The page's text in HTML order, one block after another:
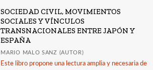
SOCIEDAD CIVIL, MOVIMIENTOS
SOCIALES Y VÍNCULOS
TRANSNACIONALES ENTRE JAPÓN Y
ESPAÑA
MARIO MALO SANZ (AUTOR)
Este libro propone una lectura amplia y necesaria de